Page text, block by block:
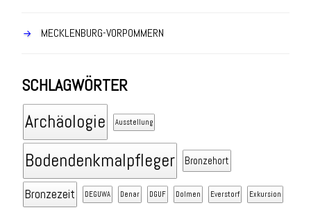
MECKLENBURG-VORPOMMERN
SCHLAGWÖRTER
Archäologie Ausstellung
Bodendenkmalpfleger Bronzehort
Bronzezeit DEGUWA Denar DGUF Dolmen Everstorf Exkursion